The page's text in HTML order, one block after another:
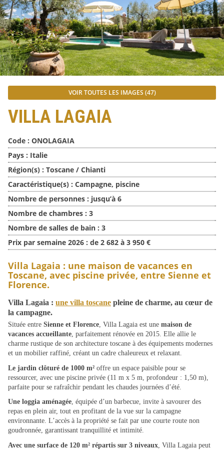
VOIR TOUTES LES IMAGES (47)
VILLA LAGAIA
Code : ONOLAGAIA
Pays : Italie
Région(s) : Toscane / Chianti
Caractéristique(s) : Campagne, piscine
Nombre de personnes : jusqu’à 6
Nombre de chambres : 3
Nombre de salles de bain : 3
Prix par semaine 2026 : de 2 682 à 3 950 €
Villa Lagaia : une maison de vacances en
Toscane, avec piscine privée, entre Sienne et
Florence.
Villa Lagaia : une villa toscane pleine de charme, au cœur de
la campagne.
Située entre Sienne et Florence, Villa Lagaia est une maison de
vacances accueillante, parfaitement rénovée en 2015. Elle allie le
charme rustique de son architecture toscane à des équipements modernes
et un mobilier raffiné, créant un cadre chaleureux et relaxant.
Le jardin clôturé de 1000 m² offre un espace paisible pour se
ressourcer, avec une piscine privée (11 m x 5 m, profondeur : 1,50 m),
parfaite pour se rafraîchir pendant les chaudes journées d’été.
Une loggia aménagée, équipée d’un barbecue, invite à savourer des
repas en plein air, tout en profitant de la vue sur la campagne
environnante. L’accès à la propriété se fait par une courte route non
goudronnée, garantissant tranquillité et intimité.
Avec une surface de 120 m² répartis sur 3 niveaux , Villa Lagaia peut